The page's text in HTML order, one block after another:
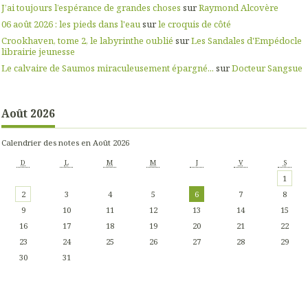
J’ai toujours l’espérance de grandes choses surRaymond Alcovère
06 août 2026 : les pieds dans l'eausurle croquis de côté
Crookhaven, tome 2, le labyrinthe oublié surLes Sandales d'Empédocle
librairie jeunesse
Le calvaire de Saumos miraculeusement épargné... surDocteur Sangsue
Août 2026
Calendrier des notes en Août 2026
D L M M J V S
1
2
3 4 5 6 7
8
9
10 11 12 13 14
15
16
17 18 19 20 21
22
23
24 25 26 27 28
29
30
31